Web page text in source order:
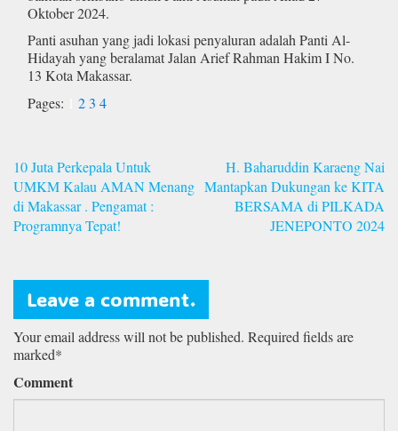
Oktober 2024.
Panti asuhan yang jadi lokasi penyaluran adalah Panti Al-
Hidayah yang beralamat Jalan Arief Rahman Hakim I No.
13 Kota Makassar.
Pages:
23 4
Navigasi
pos
10 Juta Perkepala Untuk
UMKM Kalau AMAN Menang
di Makassar . Pengamat :
Programnya Tepat!
H. Baharuddin Karaeng Nai
Mantapkan Dukungan ke KITA
BERSAMA di PILKADA
JENEPONTO 2024
Leave a comment.
Your email address will not be published. Required fields are
marked*
Comment